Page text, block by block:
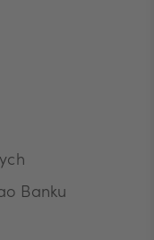
Banku